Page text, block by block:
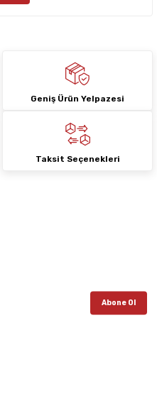
Geniş Ürün Yelpazesi
Taksit Seçenekleri
Abone Ol